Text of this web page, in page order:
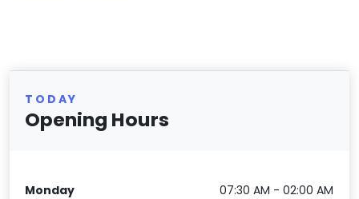
TODAY
Opening Hours
Monday 07:30 AM - 02:00 AM